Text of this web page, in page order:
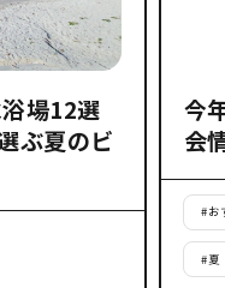
浴場12選
ぶ夏のビ
今
会
#お
#夏